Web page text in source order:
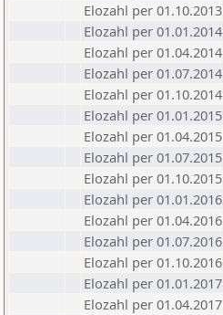
Elozahl per 01.10.2013
Elozahl per 01.01.2014
Elozahl per 01.04.2014
Elozahl per 01.07.2014
Elozahl per 01.10.2014
Elozahl per 01.01.2015
Elozahl per 01.04.2015
Elozahl per 01.07.2015
Elozahl per 01.10.2015
Elozahl per 01.01.2016
Elozahl per 01.04.2016
Elozahl per 01.07.2016
Elozahl per 01.10.2016
Elozahl per 01.01.2017
Elozahl per 01.04.2017